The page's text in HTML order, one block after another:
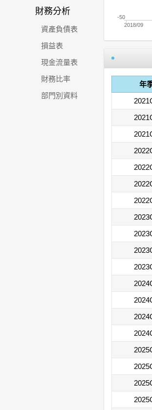
財務分析
資產負債表
損益表
現金流量表
財務比率
部門別資料
2018/09
-50
年